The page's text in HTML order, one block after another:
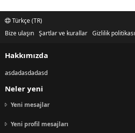
Türkçe (TR)
Bize ulaşın Şartlar ve kurallar Gizlilik politikası
Hakkımızda
asdadasdadasd
Neler yeni
Yeni mesajlar
Yeni profil mesajları